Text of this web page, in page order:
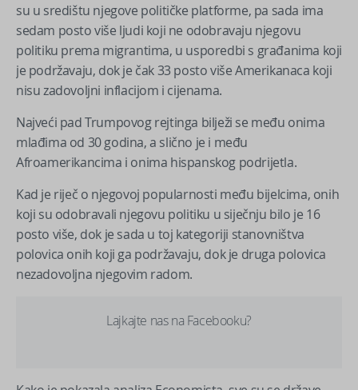
su u središtu njegove političke platforme, pa sada ima
sedam posto više ljudi koji ne odobravaju njegovu
politiku prema migrantima, u usporedbi s građanima koji
je podržavaju, dok je čak 33 posto više Amerikanaca koji
nisu zadovoljni inflacijom i cijenama.
Najveći pad Trumpovog rejtinga bilježi se među onima
mlađima od 30 godina, a slično je i među
Afroamerikancima i onima hispanskog podrijetla.
Kad je riječ o njegovoj popularnosti među bijelcima, onih
koji su odobravali njegovu politiku u siječnju bilo je 16
posto više, dok je sada u toj kategoriji stanovništva
polovica onih koji ga podržavaju, dok je druga polovica
nezadovoljna njegovim radom.
Lajkajte nas na Facebooku?